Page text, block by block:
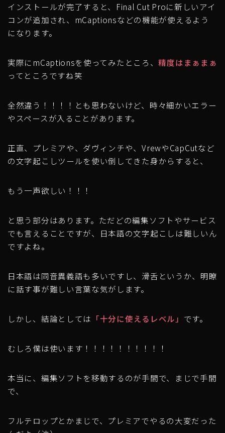
インストールが完了すると、Final Cut Proに新しいアイ
コンが追加され、mCaptionsなどの機能が使えるよう
になります。
実際にmCaptionsを使ってみたところ、精度はまぁまぁ
ってところですね笑
全然違う！！！！とも思わないけど、時々細かいエラー
やスペースが入ることがあります。
正直、プレミアや、ダヴィンチや、VrewやCapCutなど
の文字起こしツールを使い倒してきた身からすると、
もう一声欲しい！！！
と思う部分はあります。ただどの編集ソフトやサービス
でも言えることですが、日本語の文字起こしは難しいん
ですよね。
日本語は同音異義語も多いですし、滑舌というか、明瞭
に話す事が難しい言葉な気がします。
しかし、結論としては 「十分に使えるレベル」 です。
むしろ僕は使います！！！！！！！！！！
本当に、編集ソフトを移動するのが手間で、まじで手間
で、
フルテロップとかまじで、プレミアでやるの大変だった